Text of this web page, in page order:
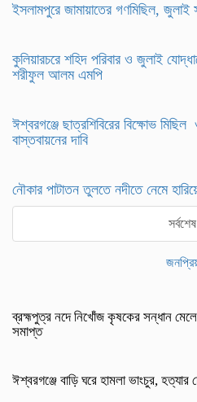
ইসলামপুরে জামায়াতের গণমিছিল, জুলাই
কুলিয়ারচরে শহিদ পরিবার ও জুলাই
শরীফুল আলম এমপি
ঈশ্বরগঞ্জে ছাত্রশিবিরের বিক্ষোভ
বাস্তবায়নের দাবি
নৌকার পাটাতন তুলতে নদীতে নেমে
সর্বশেষ
ব্রহ্মপুত্র নদে নিখোঁজ কৃষকের সন্ধান
সমাপ্ত
ঈশ্বরগঞ্জে বাড়ি ঘরে হামলা ভাংচুর, হত্যার